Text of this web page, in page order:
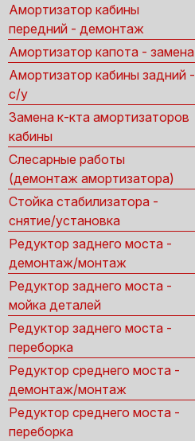
Амортизатор кабины
передний - демонтаж
Амортизатор капота - замена
Амортизатор кабины задний -
с/у
Замена к-кта амортизаторов
кабины
Слесарные работы
(демонтаж амортизатора)
Стойка стабилизатора -
снятие/установка
Редуктор заднего моста -
демонтаж/монтаж
Редуктор заднего моста -
мойка деталей
Редуктор заднего моста -
переборка
Редуктор среднего моста -
демонтаж/монтаж
Редуктор среднего моста -
переборка